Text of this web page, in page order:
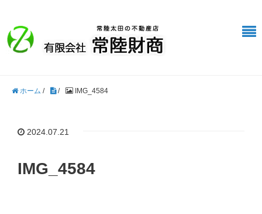
ホーム / / IMG_4584
2024.07.21
IMG_4584